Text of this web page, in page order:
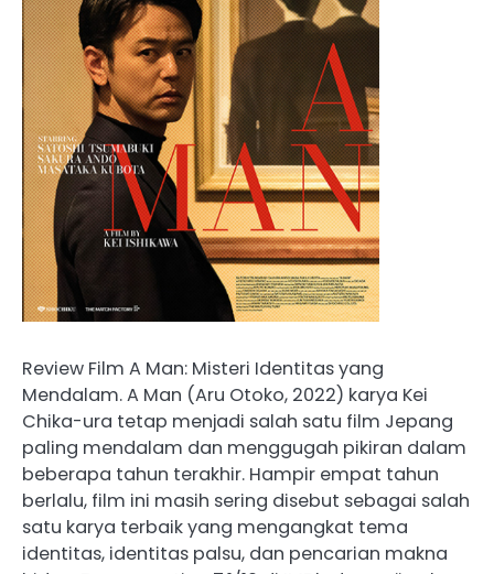
Review Film A Man: Misteri Identitas yang
Mendalam. A Man (Aru Otoko, 2022) karya Kei
Chika-ura tetap menjadi salah satu film Jepang
paling mendalam dan menggugah pikiran dalam
beberapa tahun terakhir. Hampir empat tahun
berlalu, film ini masih sering disebut sebagai salah
satu karya terbaik yang mengangkat tema
identitas, identitas palsu, dan pencarian makna